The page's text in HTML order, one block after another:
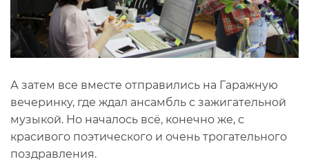
А затем все вместе отправились на Гаражную
вечеринку, где ждал ансамбль с зажигательной
музыкой. Но началось всё, конечно же, с
красивого поэтического и очень трогательного
поздравления.